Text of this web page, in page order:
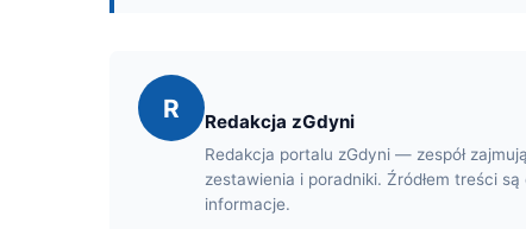
R Redakcja zGdyni
Redakcja portalu zGdyni — zespół
zestawienia i poradniki. Źródłem treści
informacje.